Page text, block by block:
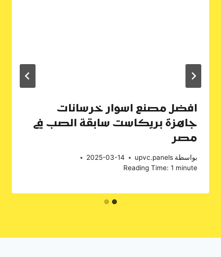
افضل مصنع اسوار خرسانات
جاهزة بريكاست سابقة الصب في
مصر
بواسطة upvc.panels
2025-03-14
Reading Time: 1 minute